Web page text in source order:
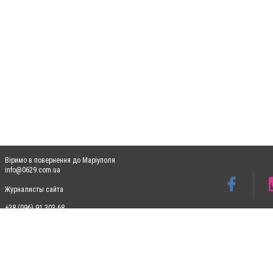
Віримо в повернення до Маріуполя
info@0629.com.ua
Журналисты сайта
+38 (096) 91 303 68